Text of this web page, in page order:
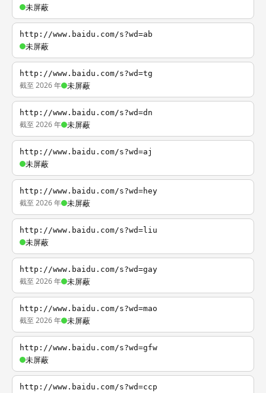
未屏蔽
http://www.baidu.com/s?wd=ab
未屏蔽
http://www.baidu.com/s?wd=tg
截至 2026 年 未屏蔽
http://www.baidu.com/s?wd=dn
截至 2026 年 未屏蔽
http://www.baidu.com/s?wd=aj
未屏蔽
http://www.baidu.com/s?wd=hey
截至 2026 年 未屏蔽
http://www.baidu.com/s?wd=liu
未屏蔽
http://www.baidu.com/s?wd=gay
截至 2026 年 未屏蔽
http://www.baidu.com/s?wd=mao
截至 2026 年 未屏蔽
http://www.baidu.com/s?wd=gfw
未屏蔽
http://www.baidu.com/s?wd=ccp